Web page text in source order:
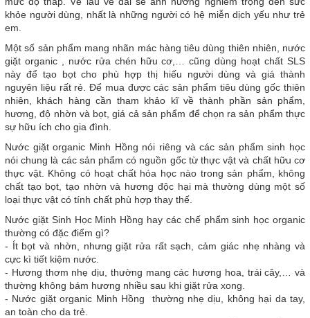
khỏe người dùng, nhất là những người có hệ miễn dịch yếu như trẻ
em.
Một số sản phẩm mang nhãn mác hàng tiêu dùng thiên nhiên, nước
giặt organic , nước rửa chén hữu cơ,… cũng dùng hoạt chất SLS
này để tạo bọt cho phù hợp thị hiếu người dùng và giá thành
nguyên liệu rất rẻ. Để mua được các sản phẩm tiêu dùng gốc thiên
nhiên, khách hàng cần tham khảo kĩ về thành phần sản phẩm,
hương, độ nhờn và bọt, giá cả sản phẩm để chọn ra sản phẩm thực
sự hữu ích cho gia đình.
Nước giặt organic Minh Hồng nói riêng và các sản phẩm sinh học
nói chung là các sản phẩm có nguồn gốc từ thực vật và chất hữu cơ
thực vật. Không có hoạt chất hóa học nào trong sản phẩm, không
chất tạo bọt, tạo nhờn và hương độc hại mà thường dùng một số
loại thực vật có tính chất phù hợp thay thế.
Nước giặt Sinh Học Minh Hồng hay các chế phẩm sinh học organic
thường có đặc điểm gì?
- Ít bọt và nhờn, nhưng giặt rửa rất sạch, cảm giác nhẹ nhàng và
cực kì tiết kiệm nước.
- Hương thơm nhẹ dịu, thường mang các hương hoa, trái cây,… và
thường không bám hương nhiều sau khi giặt rửa xong.
- Nước giặt organic Minh Hồng thường nhẹ dịu, không hại da tay,
an toàn cho da trẻ.